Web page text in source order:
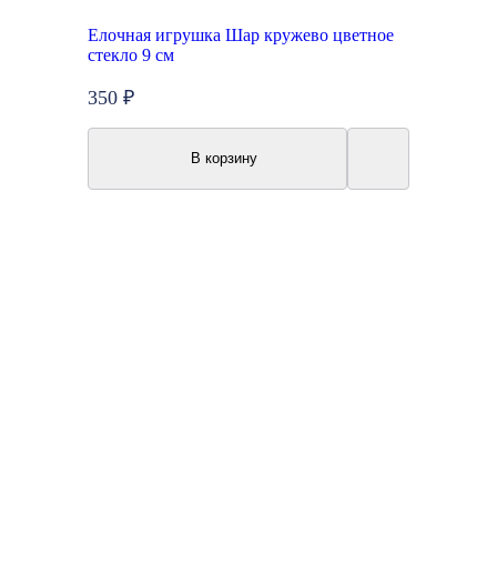
Елочная игрушка Шар кружево цветное
стекло 9 см
350 ₽
В корзину